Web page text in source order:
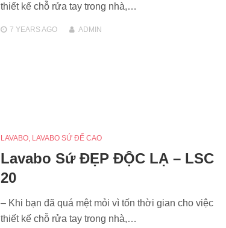
thiết kế chỗ rửa tay trong nhà,…
7 YEARSAGO ADMIN
LAVABO, LAVABO SỨ ĐẾ CAO
Lavabo Sứ ĐẸP ĐỘC LẠ – LSC
20
– Khi bạn đã quá mệt mỏi vì tốn thời gian cho việc
thiết kế chỗ rửa tay trong nhà,…